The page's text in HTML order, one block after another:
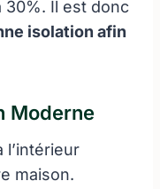
30%. Il est donc
isolation afin
Moderne
l’intérieur
maison.